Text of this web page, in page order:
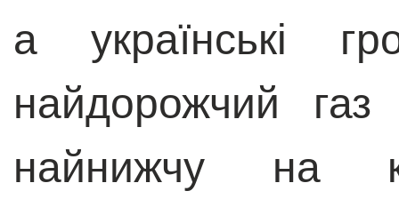
а українські
найдорожчий
найнижчу на